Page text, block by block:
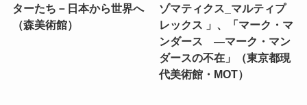
ターたち－日本から世界へ
（森美術館）
ゾマティクス_マルティプ
レックス 」、「マーク・マ
ンダース —マーク・マン
ダースの不在」（東京都現
代美術館・MOT）